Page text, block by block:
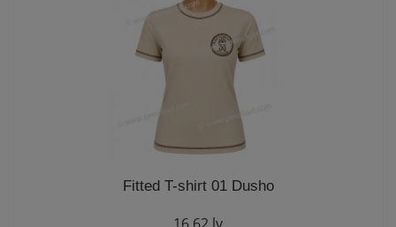
Fitted T-shirt 01 Dusho